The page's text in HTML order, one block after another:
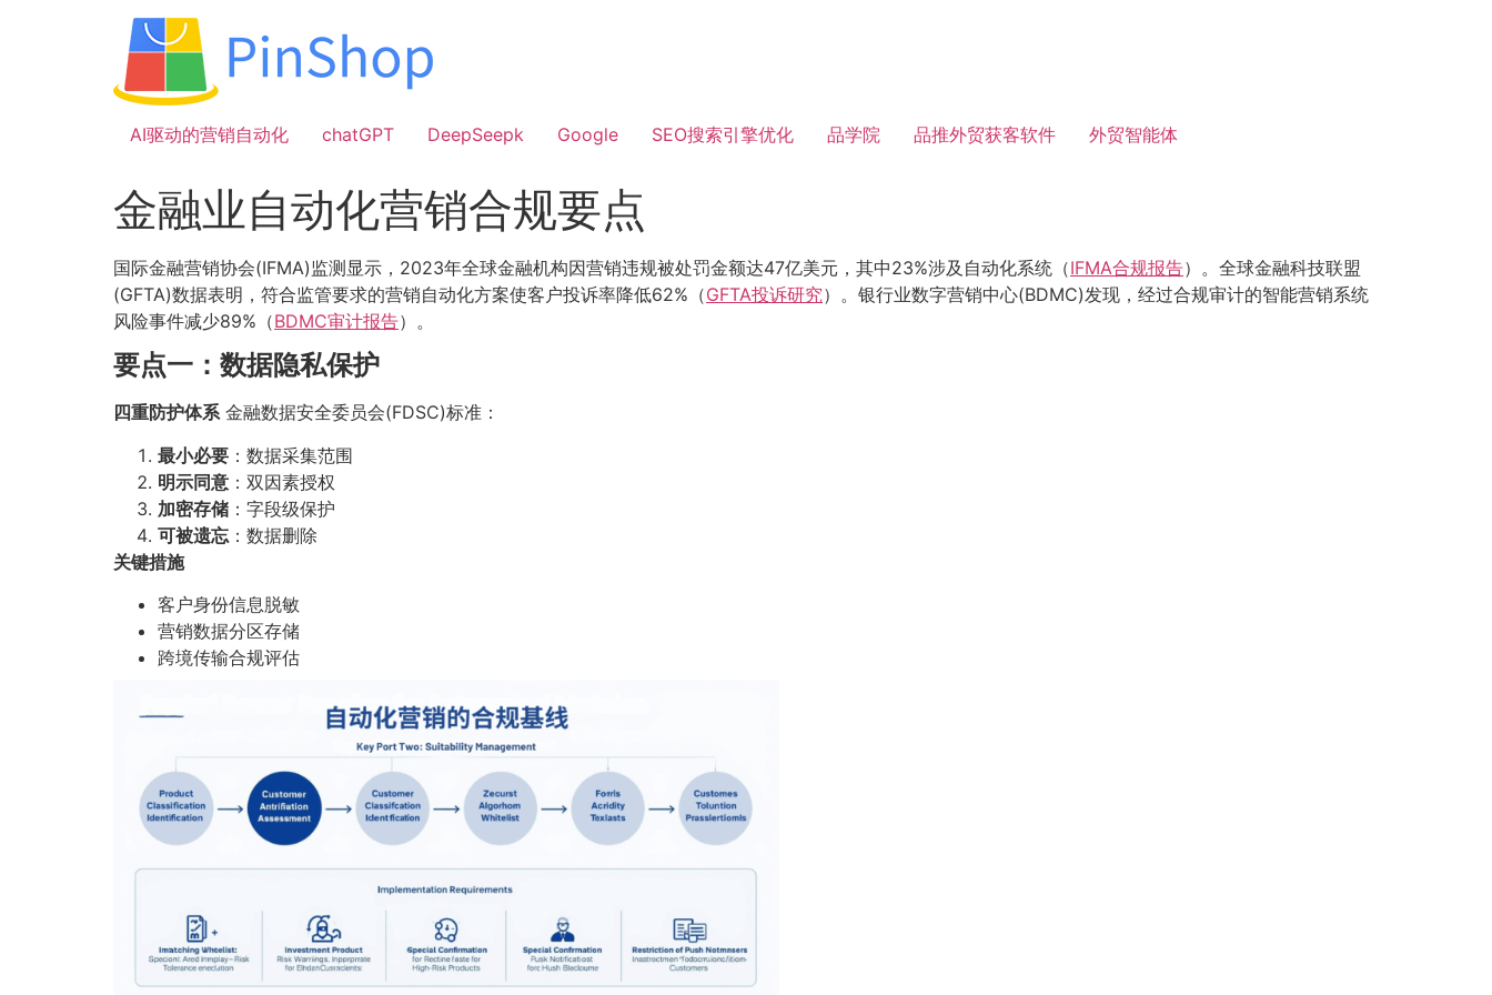
AI驱动的营销自动化
chatGPT DeepSeepk Google SEO搜索引擎优化 品学院 品推外贸获客软件 外贸智能体
金融业自动化营销合规要点
国际金融营销协会(IFMA)监测显示，2023年全球金融机构因营销违规被处罚金额达47亿美元，其中23%涉及自动化系统（IFMA合规报告）。全球金融科技联盟
(GFTA)数据表明，符合监管要求的营销自动化方案使客户投诉率降低62%（GFTA投诉研究）。银行业数字营销中心(BDMC)发现，经过合规审计的智能营销系统
风险事件减少89%（BDMC审计报告）。
要点一：数据隐私保护
四重防护体系金融数据安全委员会(FDSC)标准：
最小必要 ：数据采集范围
明示同意 ：双因素授权
加密存储 ：字段级保护
可被遗忘 ：数据删除
关键措施
客户身份信息脱敏
营销数据分区存储
跨境传输合规评估